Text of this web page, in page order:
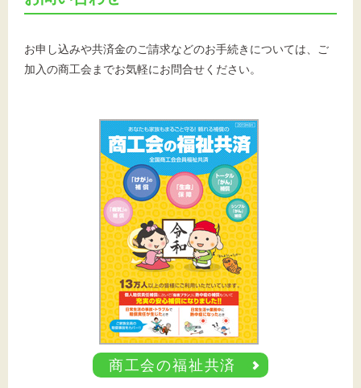
お申し込みや共済金のご請求などのお手続きについては、ご
加入の商工会までお気軽にお問合せください。
商工会の福祉共済